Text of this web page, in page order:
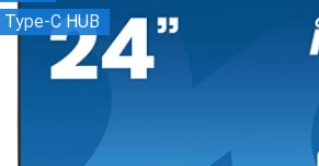
Type-C HUB